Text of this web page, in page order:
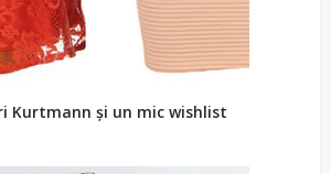
Kurtmann și un mic wishlist